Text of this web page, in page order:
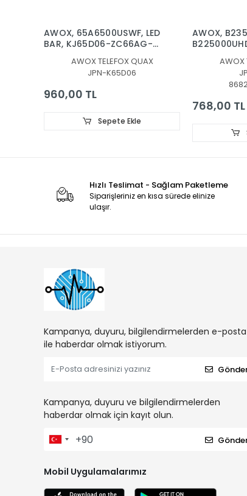
AWOX, 65A6500USWF, LED
BAR, KJ65D06-ZC66AG-
303KJ650036D
AWOX TELEFOX QUAX
JPN-K65D06
960,00 TL
Sepete Ekle
AWOX,
4X8,
4X8
AWOX
768,00 TL
Hızlı Teslimat - Sağlam Paketleme
Siparişleriniz en kısa sürede elinize
ulaşır.
Kampanya, duyuru, bilgilendirmelerden e-posta
ile haberdar olmak istiyorum.
Kampanya, duyuru ve bilgilendirmelerden
haberdar olmak için kayıt olun.
Mobil Uygulamalarımız